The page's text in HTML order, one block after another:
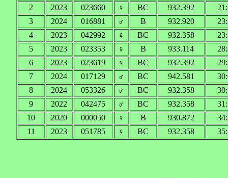
2
2023 023660 ♀ BC 932.392
3
2024 016881 ♂ B 932.920
4
2023 042992 ♀ BC 932.358
5
2023 023353 ♀ B 933.114
6
2023 023619 ♀ BC 932.392
7
2024 017129 ♂ BC 942.581
8
2024 053326 ♂ BC 932.358
9
2022 042475 ♂ BC 932.358
10
2020 000050 ♀ B 930.872
11
2023 051785 ♀ BC 932.358